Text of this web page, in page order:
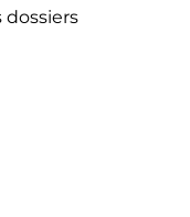
dossiers